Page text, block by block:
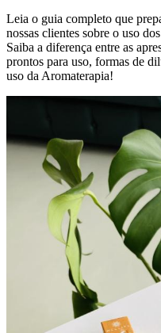
Leia o guia completo que
nossas clientes sobre o uso
Saiba a diferença entre as
prontos para uso, formas de
uso da Aromaterapia!